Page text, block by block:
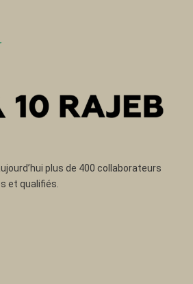
plus de 400 collaborateurs
et qualifiés.